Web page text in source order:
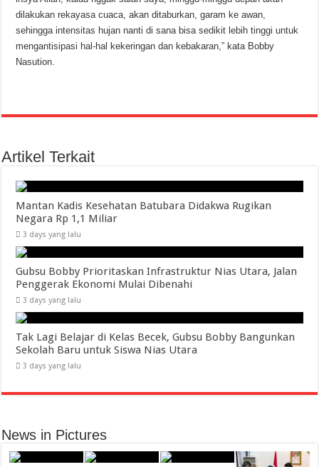
dilakukan rekayasa cuaca, akan ditaburkan, garam ke awan,
sehingga intensitas hujan nanti di sana bisa sedikit lebih tinggi untuk
mengantisipasi hal-hal kekeringan dan kebakaran,” kata Bobby
Nasution.
Artikel Terkait
Mantan Kadis Kesehatan Batubara Didakwa Rugikan
Negara Rp 1,1 Miliar
3 days yang lalu
Gubsu Bobby Prioritaskan Infrastruktur Nias Utara, Jalan
Penggerak Ekonomi Mulai Dibenahi
3 days yang lalu
Tak Lagi Belajar di Kelas Becek, Gubsu Bobby Bangunkan
Sekolah Baru untuk Siswa Nias Utara
3 days yang lalu
News in Pictures